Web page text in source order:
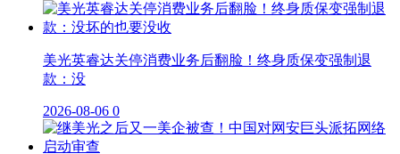
美光英睿达关停消费业务后翻脸！终身质保变强制退
款：没
2026-08-06 0